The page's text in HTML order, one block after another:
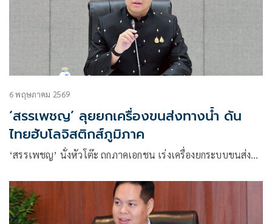
6 พฤษภาคม 2569
‘สรรเพชญ’ ลุยยกเครื่องขนส่งทางน้ำ ดัน
ไทยฮับโลจิสติกส์ภูมิภาค
‘สรรเพชญ’ นั่งหัวโต๊ะ ถกภาคเอกชน เร่งเครื่องยกระบบขนส่ง…